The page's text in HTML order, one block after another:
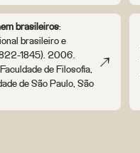
brasileiros:
brasileiro e
1845). 2006.
de Filosofia,
de São Paulo, São